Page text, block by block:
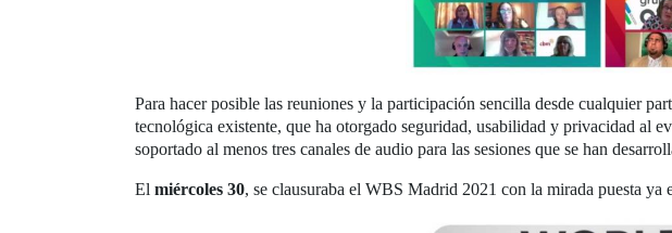
Para hacer posible las reuniones y la participación sencilla desde cualquier
tecnológica existente, que ha otorgado seguridad, usabilidad y privacidad al
soportado al menos tres canales de audio para las sesiones que se han
El miércoles 30, se clausuraba el WBS Madrid 2021 con la mirada puesta